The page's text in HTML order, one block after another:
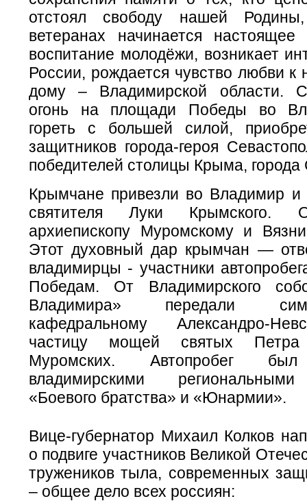
отстоял свободу нашей
ветеранах начинается настоящее
воспитание молодёжи, возникает
России, рождается чувство любви
дому – Владимирской области.
огонь на площади Победы во
гореть с большей силой,
защитников города-героя
победителей столицы Крыма,
Крымчане привезли во Владимир
святителя Луки Крымского.
архиепископу Муромскому и
Этот духовный дар крымчан —
владимирцы - участники
Победам. От Владимирского
Владимира» передали
кафедральному Александро-
частицу мощей святых
Муромских. Автопробег был
владимирскими
«Боевого братства» и «Юнармии».
Вице-губернатор Михаил Колков
о подвиге участников Великой
тружеников тыла, современных
– общее дело всех россиян: